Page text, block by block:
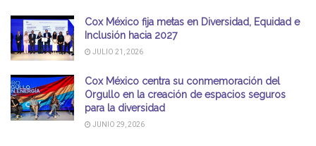
Cox México fija metas en Diversidad, Equidad e
Inclusión hacia 2027
JULIO 21, 2026
Cox México centra su conmemoración del
Orgullo en la creación de espacios seguros
para la diversidad
JUNIO 29, 2026